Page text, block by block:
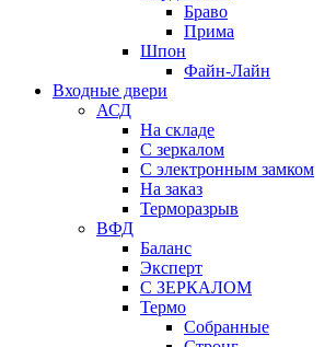
Браво
Прима
Шпон
Файн-Лайн
Входные двери
АСД
На складе
С зеркалом
С электронным замком
На заказ
Терморазрыв
ВФД
Баланс
Эксперт
С ЗЕРКАЛОМ
Термо
Собранные